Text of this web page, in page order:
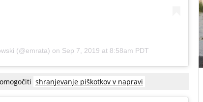
(@emrata) on Sep 7, 2019 at 8:58am PDT
shranjevanje piškotkov v napravi